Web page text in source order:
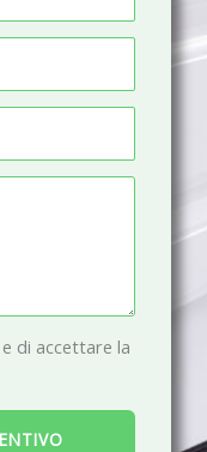
di accettare la